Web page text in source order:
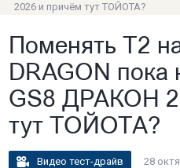
2026 и причём тут ТОЙОТА?
Поменять Т2
DRAGON пока
GS8 ДРАКОН
тут ТОЙОТА?
Видео тест-драйв 28